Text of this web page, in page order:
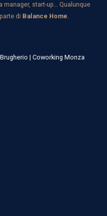
start-up… Qualunque
di Balance Home.
| Coworking Monza